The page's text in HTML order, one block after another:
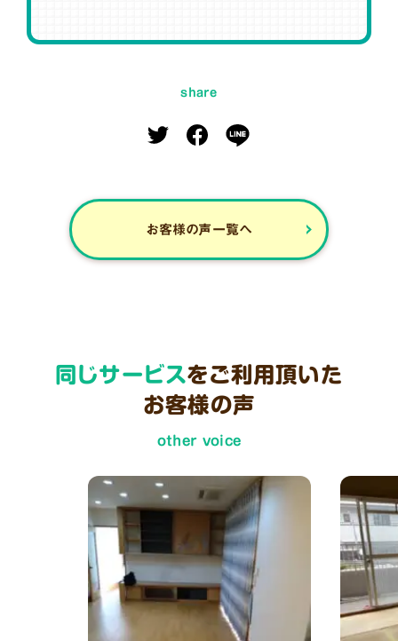
share
お客様の声一覧へ
同じサービスをご利用頂いた
お客様の声
other voice